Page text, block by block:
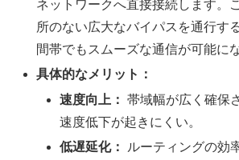
ネットワークへ直接接続します。
所のない広大なバイパスを通行す
間帯でもスムーズな通信が可能に
具体的なメリット：
速度向上： 帯域幅が広く確保
速度低下が起きにくい。
低遅延化：
ルーティングの効